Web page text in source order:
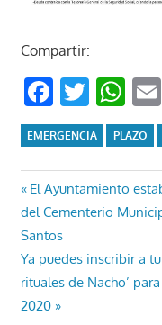
Compartir:
EMERGENCIA PLAZO
Navegación
de
entradas
Entrada
anterior:
El Ayuntamiento
del Cementerio
Santos
Entrada
siguiente:
Ya puedes inscribir a
rituales de Nacho’
2020